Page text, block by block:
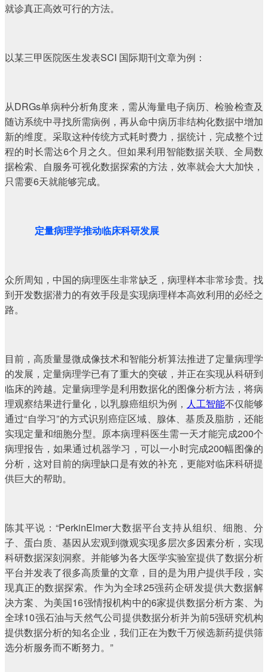
就诊真正高效可行的方法。
以某三甲医院医生发表SCI 国际期刊文章为例：
从DRGs单病种分析角度来，需从海量电子病历、检验检查及
随访系统中寻找所需病例，再从命中病历非结构化数据中增加
新的维度。采取这种传统方式耗时费力，据统计，完成整个过
程的时长需达6个月之久。但如果利用智能数据关联、全局数
据检索、自服务可视化数据探索的方法，效率就会大大加快，
只需要6天就能够完成。
定量病理学推动临床科研发展
众所周知，中国的病理医生非常缺乏，病理样本非常珍贵。找
到开发数据潜力的有效手段是实现病理样本高效利用的必经之
路。
目前，高质量显微成像技术和智能分析算法推进了定量病理学
的发展，定量病理学已有了重大的突破，并正在实现从科研到
临床的跨越。定量病理学是利用数据化的图像分析方法，将病
理观察结果进行量化，以乳腺癌组织为例， 人工智能不仅能够
通过“自学习”的方式识别癌症区域、腺体、基质及脂肪，还能
实现定量和细胞分型。原本病理科医生需一天才能完成200个
病理报告，如果通过机器学习，可以一小时完成200幅图像的
分析，这对目前的病理缺口是有效的补充，更能对临床科研提
供巨大的帮助。
陈其平说：“PerkinElmer大数据平台支持从组织、细胞、分
子、蛋白质、基因从宏观到微观实现多层次多因素分析，实现
科研数据深刻洞察。并能够为各大医学实验室提供了数据分析
平台并发表了很多高质量的文章，目的是为用户提供手段，实
现真正的数据探索。作为为全球25强药企研发提供大数据解
决方案、为美国16强情报机构中的6家提供数据分析方案、为
全球10强石油与天然气公司提供数据分析并为前5强研究机构
提供数据分析的知名企业，我们正在为数千万候选新药提供筛
选分析服务而不断努力。”